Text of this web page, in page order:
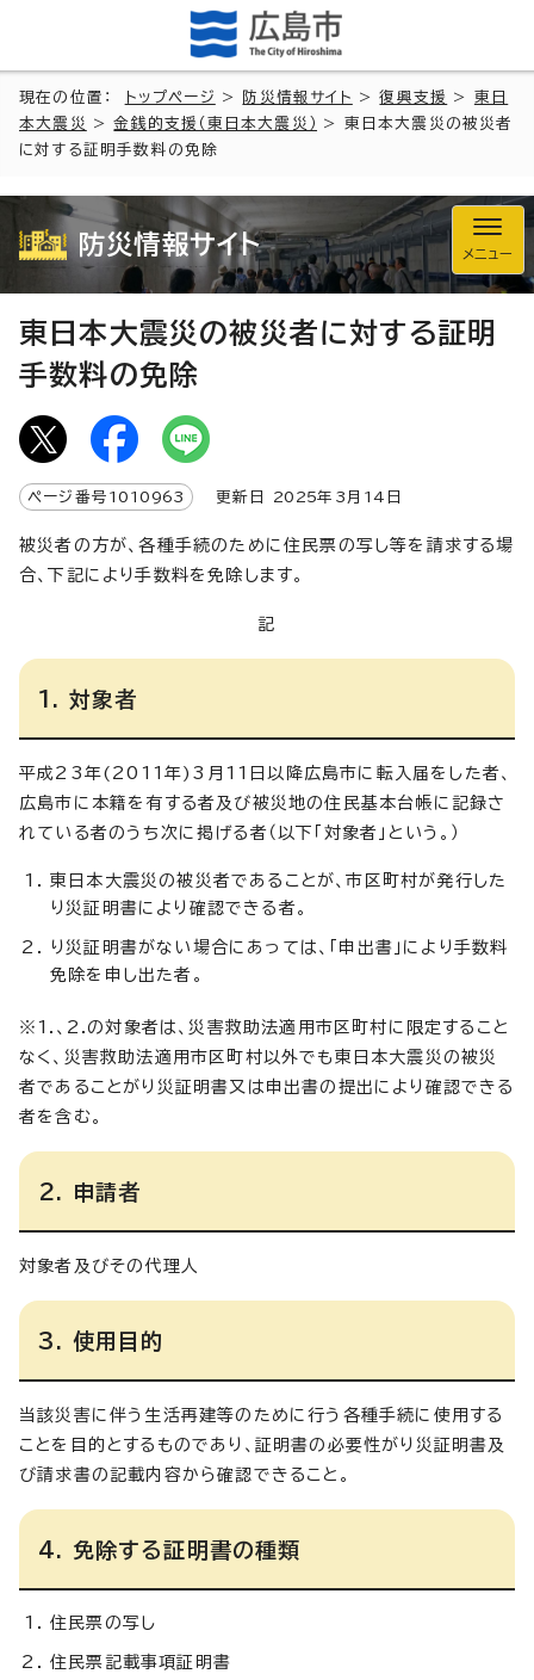
現在の位置： トップページ > 防災情報サイト >復興支援 > 東日
本大震災
>金銭的支援（東日本大震災）
> 東日本大震災の被災者
に対する証明手数料の免除
防災情報サイト メニュー
東日本大震災の被災者に対する証明
手数料の免除
ページ番号 1010963 更新日 2025年3月 14 日
被災者の方が、各種手続のために住民票の写し等を請求する場
合、下記により手数料を免除します。
記
1. 対象者
平成23年(2011年)3月11日以降広島市に転入届をした者、
広島市に本籍を有する者及び被災地の住民基本台帳に記録さ
れている者のうち次に掲げる者（以下「対象者」という。）
東日本大震災の被災者であることが、市区町村が発行した
り災証明書により確認できる者。
り災証明書がない場合にあっては、「申出書」により手数料
免除を申し出た者。
※1.、2.の対象者は、災害救助法適用市区町村に限定すること
なく、災害救助法適用市区町村以外でも東日本大震災の被災
者であることがり災証明書又は申出書の提出により確認できる
者を含む。
2. 申請者
対象者及びその代理人
3. 使用目的
当該災害に伴う生活再建等のために行う各種手続に使用する
ことを目的とするものであり、証明書の必要性がり災証明書及
び請求書の記載内容から確認できること。
4. 免除する証明書の種類
住民票の写し
住民票記載事項証明書